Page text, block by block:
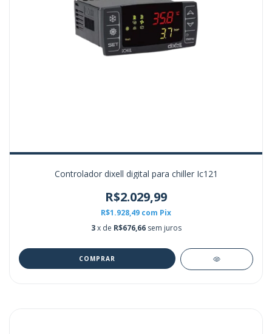
Controlador dixell digital para chiller Ic121
R$2.029,99
R$1.928,49 com Pix
3 x de R$676,66 sem juros